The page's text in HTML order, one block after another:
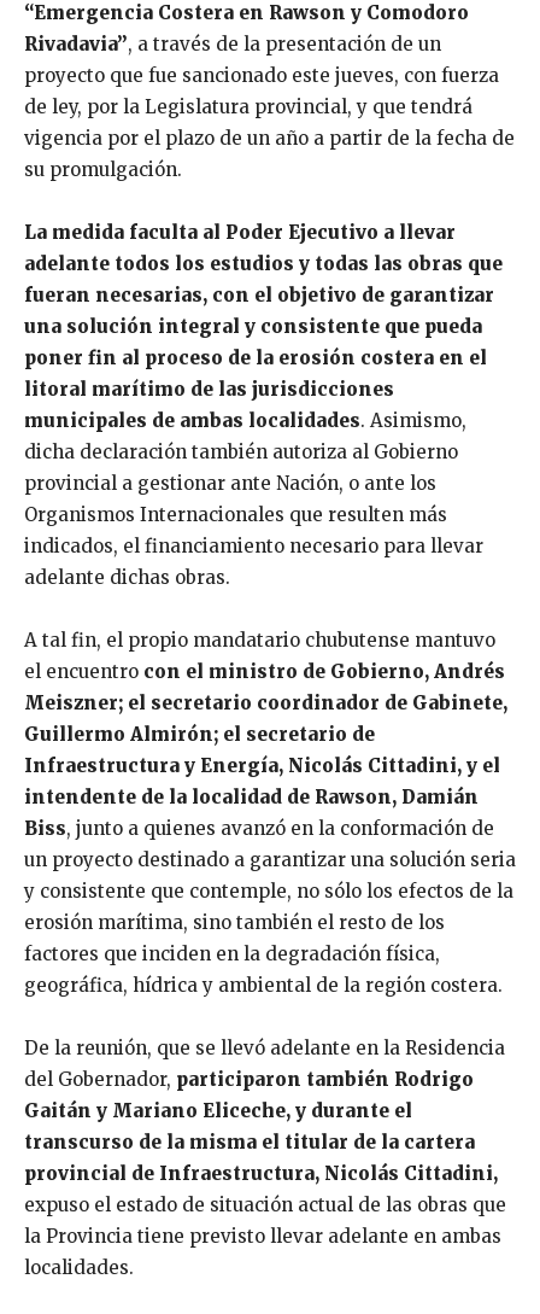
“Emergencia Costera en Rawson y Comodoro
Rivadavia”, a través de la presentación de un
proyecto que fue sancionado este jueves, con fuerza
de ley, por la Legislatura provincial, y que tendrá
vigencia por el plazo de un año a partir de la fecha de
su promulgación.
La medida faculta al Poder Ejecutivo a llevar
adelante todos los estudios y todas las obras que
fueran necesarias, con el objetivo de garantizar
una solución integral y consistente que pueda
poner fin al proceso de la erosión costera en el
litoral marítimo de las jurisdicciones
municipales de ambas localidades. Asimismo,
dicha declaración también autoriza al Gobierno
provincial a gestionar ante Nación, o ante los
Organismos Internacionales que resulten más
indicados, el financiamiento necesario para llevar
adelante dichas obras.
A tal fin, el propio mandatario chubutense mantuvo
el encuentro con el ministro de Gobierno, Andrés
Meiszner; el secretario coordinador de Gabinete,
Guillermo Almirón; el secretario de
Infraestructura y Energía, Nicolás Cittadini, y el
intendente de la localidad de Rawson, Damián
Biss, junto a quienes avanzó en la conformación de
un proyecto destinado a garantizar una solución seria
y consistente que contemple, no sólo los efectos de la
erosión marítima, sino también el resto de los
factores que inciden en la degradación física,
geográfica, hídrica y ambiental de la región costera.
De la reunión, que se llevó adelante en la Residencia
del Gobernador, participaron también Rodrigo
Gaitán y Mariano Eliceche, y durante el
transcurso de la misma el titular de la cartera
provincial de Infraestructura, Nicolás Cittadini,
expuso el estado de situación actual de las obras que
la Provincia tiene previsto llevar adelante en ambas
localidades.